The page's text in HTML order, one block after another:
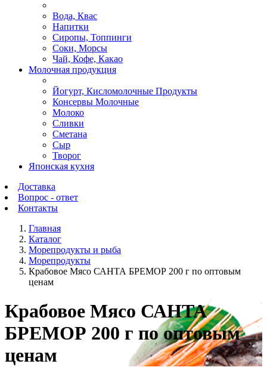
Вода, Квас
Напитки
Сиропы, Топпинги
Соки, Морсы
Чай, Кофе, Какао
Молочная продукция
Йогурт, Кисломолочные Продукты
Консервы Молочные
Молоко
Сливки
Сметана
Сыр
Творог
Японская кухня
Доставка
Вопрос - ответ
Контакты
Главная
Каталог
Морепродукты и рыба
Морепродукты
Крабовое Мясо САНТА БРЕМОР 200 г по оптовым
ценам
Крабовое Мясо САНТА
БРЕМОР 200 г по оптовым
ценам